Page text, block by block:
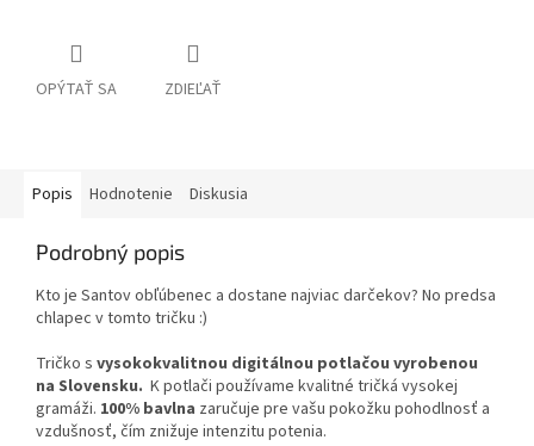
OPÝTAŤ SA ZDIEĽAŤ
Popis Hodnotenie Diskusia
Podrobný popis
Kto je Santov obľúbenec a dostane najviac darčekov? No predsa
chlapec v tomto tričku :)
Tričko s vysokokvalitnou digitálnou potlačou vyrobenou
na Slovensku. K potlači používame kvalitné tričká vysokej
gramáži. 100% bavlna zaručuje pre vašu pokožku pohodlnosť a
vzdušnosť, čím znižuje intenzitu potenia.